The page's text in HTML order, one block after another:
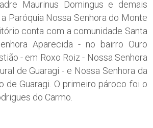
Maurinus Domingus e demais
Paróquia Nossa Senhora do Monte
conta com a comunidade Santa
Aparecida - no bairro Ouro
- em Roxo Roiz - Nossa Senhora
de Guaragi - e Nossa Senhora da
de Guaragi. O primeiro pároco foi o
do Carmo.